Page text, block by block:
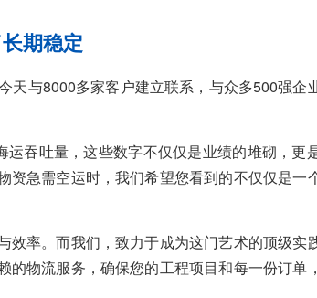
期稳定
天与8000多家客户建立联系，与众多500强企
吞吐量，这些数字不仅仅是业绩的堆砌，更
急需空运时，我们希望您看到的不仅仅是一
率。而我们，致力于成为这门艺术的顶级实
物流服务，确保您的工程项目和每一份订单